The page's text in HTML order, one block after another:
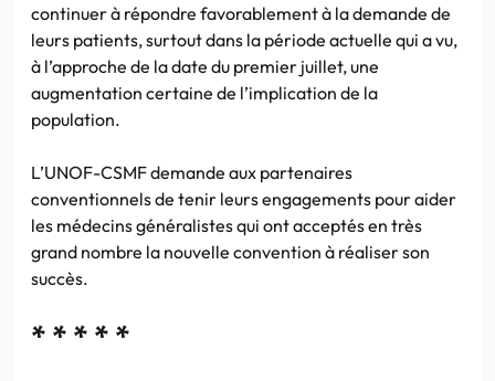
continuer à répondre favorablement à la demande de
leurs patients, surtout dans la période actuelle qui a vu,
à l’approche de la date du premier juillet, une
augmentation certaine de l’implication de la
population.
L’UNOF-CSMF demande aux partenaires
conventionnels de tenir leurs engagements pour aider
les médecins généralistes qui ont acceptés en très
grand nombre la nouvelle convention à réaliser son
succès.
* * * * *